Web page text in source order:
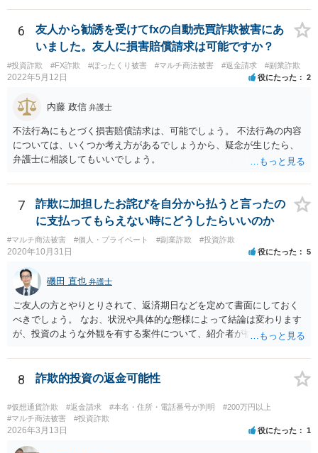
6
友人から勧誘を受けてfxの自動売買詐欺被害にあ
いました。友人に損害賠償請求は可能ですか？
#投資詐欺 #FX詐欺 #ぼったくり被害 #マルチ商法被害 #返金請求 #副業詐欺
2022年5月12日 役にたった 2
内藤 政信 弁護士
不法行為にもとづく損害賠償請求は、可能でしょう。 不法行為の内容
については、いくつか考え方があるでしょうから、疑念が生じたら、
弁護士に相談してもいいでしょう。
7
詐欺に加担したお詫びを自分から払うと言ったの
に支払ってもらえない時にどうしたらいいのか
#マルチ商法被害 #個人・プライベート #副業詐欺 #投資詐欺
2020年10月31日 役にたった 5
磯田 直也 弁護士
ご友人の方とやりとりされて、返済期日などを定めて書面にしておく
べきでしょう。 なお、状況や具体的な態様によって結論は変わります
が、投資のような外観を有する案件について、紹介者が被紹介者に対
8 詐欺的投資の返金可能性
#仮想通貨詐欺 #返金請求 #本名・住所・電話番号が判明
#200万円以上
#マルチ商法被害
#投資詐欺
2026年3月13日 役にたった 1